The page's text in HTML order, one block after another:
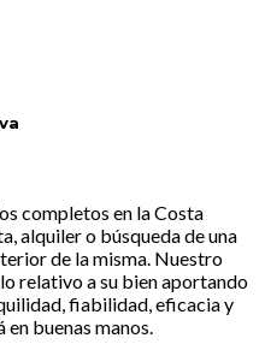
completos en la Costa
alquiler o búsqueda de una
de la misma. Nuestro
relativo a su bien aportando
fiabilidad, eficacia y
buenas manos.